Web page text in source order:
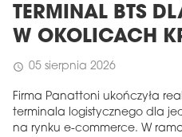
TERMINAL BTS
W OKOLICACH
schedule 05 sierpnia 2026
Firma Panattoni ukończyła
terminala logistycznego dla
na rynku e-commerce. W